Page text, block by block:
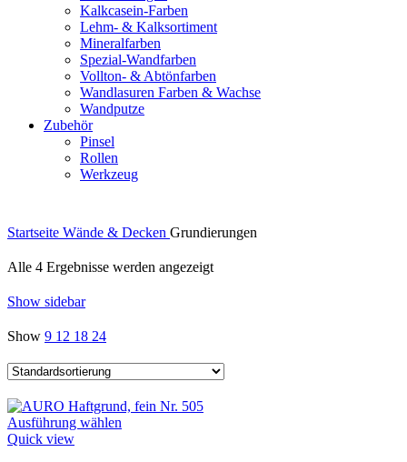
Kalkcasein-Farben
Lehm- & Kalksortiment
Mineralfarben
Spezial-Wandfarben
Vollton- & Abtönfarben
Wandlasuren Farben & Wachse
Wandputze
Zubehör
Pinsel
Rollen
Werkzeug
Startseite Wände & Decken Grundierungen
Alle 4 Ergebnisse werden angezeigt
Show sidebar
Show 9 12 18 24
Ausführung wählen
Quick view